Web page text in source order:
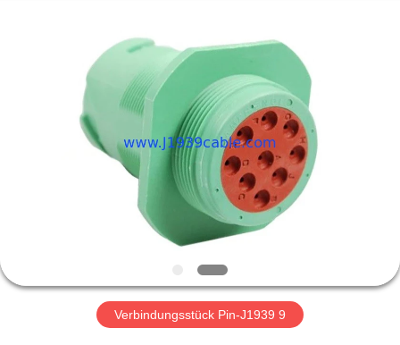
PRODUKTE
FABRIK-
AUSFLUGVerbindungsstück Pin-J1939 9